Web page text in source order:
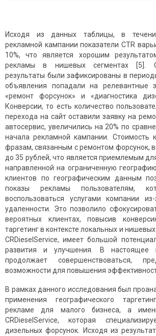
Исходя из данных таблицы, в
рекламной кампании показатели CTR
10%, что является хорошим
рекламы в нишевых сегментах [5].
результаты были зафиксированы в
объявления попадали на релевантные
«ремонт форсунок» и «диагностика
Конверсии, то есть количество
перехода на сайт оставили заявку на
автосервис, увеличились на 20% по
начала рекламной кампании. Стоимость
фразам, связанным с ремонтом форсунок,
до 35 рублей, что является приемлемым
направленной на ограниченную
клиентов по географическим данным
показы рекламы пользователям,
воспользоваться услугами компании
удаленности. Это позволило
вероятных клиентах, повысив
таргетинг в контексте локальных и
CRDieselService, имеет большой
развития и улучшения. В настоящее
продолжает совершенствоваться,
возможности для повышения
В рамках данного исследования был
применения географического
рекламе для малого бизнеса, а
CRDieselService, которая
дизельных форсунок. Исходя из